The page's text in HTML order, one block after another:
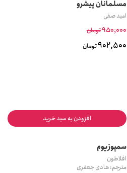
مسلمانان پیشرو
امید صفی
950,000تومان
902,500تومان
افزودن به سبد خرید
سمپوزیوم
افلاطون
مترجم: هادی جعفری